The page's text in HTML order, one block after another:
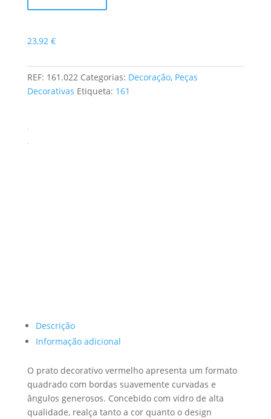
Prato
Vermelho
23,92 €
REF: 161.022 Categorias: Decoração, Peças
Decorativas Etiqueta: 161
Descrição
Informação adicional
O prato decorativo vermelho apresenta um formato
quadrado com bordas suavemente curvadas e
ângulos generosos. Concebido com vidro de alta
qualidade, realça tanto a cor quanto o design